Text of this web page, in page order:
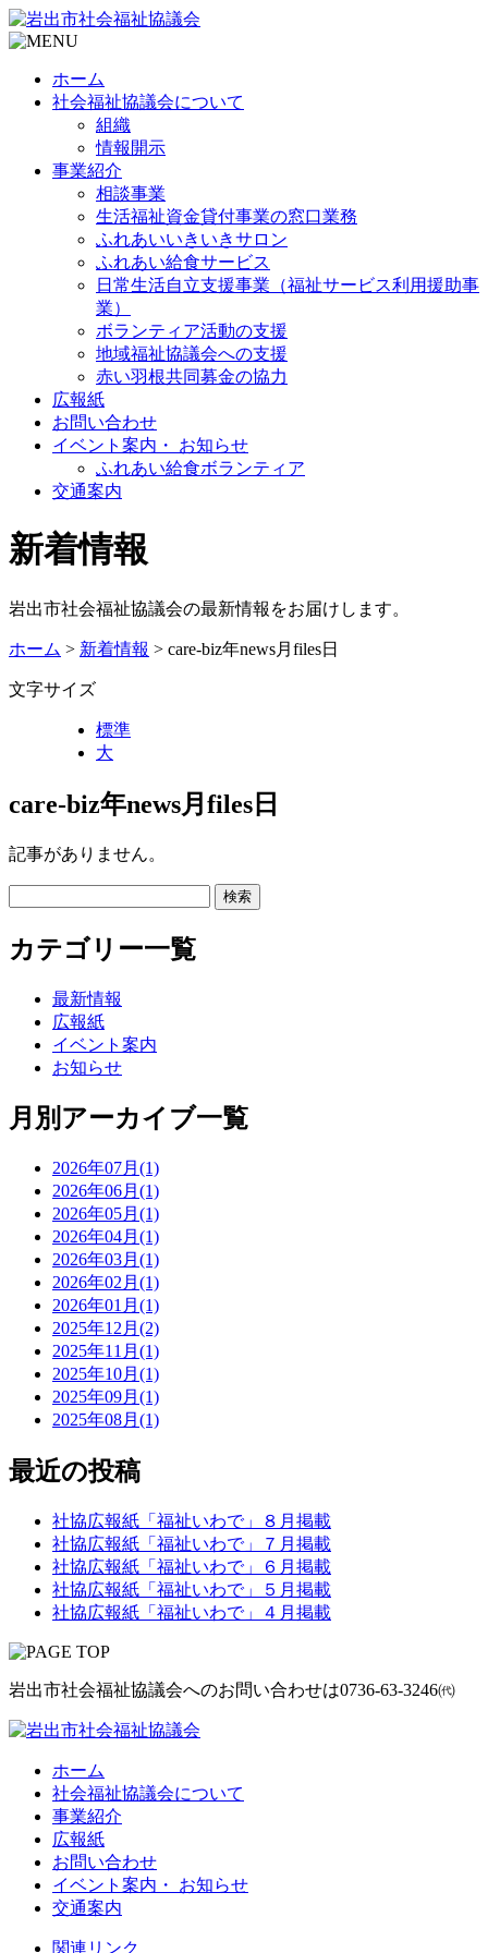
ホーム
社会福祉協議会について
組織
情報開示
事業紹介
相談事業
生活福祉資金貸付事業の窓口業務
ふれあいいきいきサロン
ふれあい給食サービス
日常生活自立支援事業（福祉サービス利用援助事
業）
ボランティア活動の支援
地域福祉協議会への支援
赤い羽根共同募金の協力
広報紙
お問い合わせ
イベント案内・ お知らせ
ふれあい給食ボランティア
交通案内
新着情報
岩出市社会福祉協議会の最新情報をお届けします。
ホーム > 新着情報 > care-biz年news月files日
文字サイズ
標準
大
care-biz年news月files日
記事がありません。
カテゴリー一覧
最新情報
広報紙
イベント案内
お知らせ
月別アーカイブ一覧
2026年07月(1)
2026年06月(1)
2026年05月(1)
2026年04月(1)
2026年03月(1)
2026年02月(1)
2026年01月(1)
2025年12月(2)
2025年11月(1)
2025年10月(1)
2025年09月(1)
2025年08月(1)
最近の投稿
社協広報紙「福祉いわで」８月掲載
社協広報紙「福祉いわで」７月掲載
社協広報紙「福祉いわで」６月掲載
社協広報紙「福祉いわで」５月掲載
社協広報紙「福祉いわで」４月掲載
岩出市社会福祉協議会へのお問い合わせは0736-63-3246㈹
ホーム
社会福祉協議会について
事業紹介
広報紙
お問い合わせ
イベント案内・ お知らせ
交通案内
関連リンク